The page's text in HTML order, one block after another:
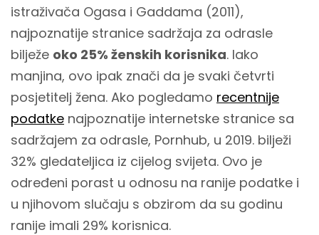
istraživača Ogasa i Gaddama (2011),
najpoznatije stranice sadržaja za odrasle
bilježe oko 25% ženskih korisnika. Iako
manjina, ovo ipak znači da je svaki četvrti
posjetitelj žena. Ako pogledamo recentnije
podatke najpoznatije internetske stranice sa
sadržajem za odrasle, Pornhub, u 2019. bilježi
32% gledateljica iz cijelog svijeta. Ovo je
određeni porast u odnosu na ranije podatke i
u njihovom slučaju s obzirom da su godinu
ranije imali 29% korisnica.